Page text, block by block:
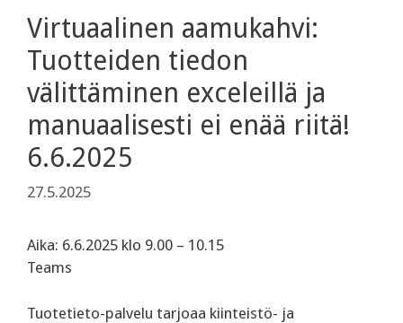
Virtuaalinen aamukahvi:
Tuotteiden tiedon
välittäminen exceleillä ja
manuaalisesti ei enää riitä!
6.6.2025
27.5.2025
Aika: 6.6.2025 klo 9.00 – 10.15
Teams
Tuotetieto-palvelu tarjoaa kiinteistö- ja